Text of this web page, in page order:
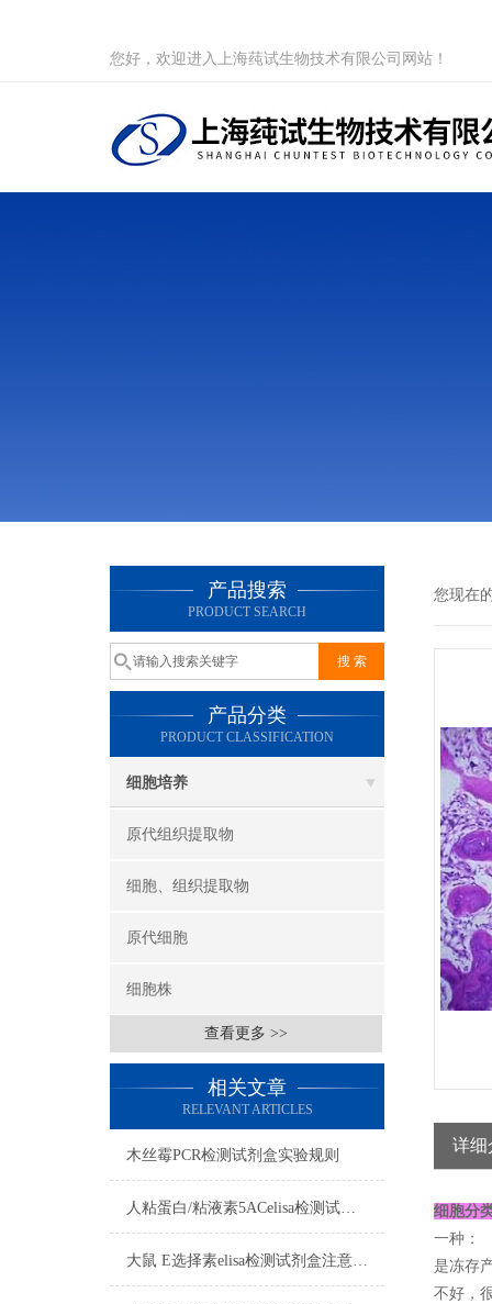
您好，欢迎进入上海莼试生物技术有限公司网站！
产品搜索
PRODUCT SEARCH
产品分类
PRODUCT CLASSIFICATION
细胞培养
原代组织提取物
细胞、组织提取物
原代细胞
细胞株
查看更多 >>
相关文章
RELEVANT ARTICLES
木丝霉PCR检测试剂盒实验规则
人粘蛋白/粘液素5ACelisa检测试剂盒操作步骤
大鼠 E选择素elisa检测试剂盒注意事项
您现在
详细
细胞分
一种：
是冻存
不好，